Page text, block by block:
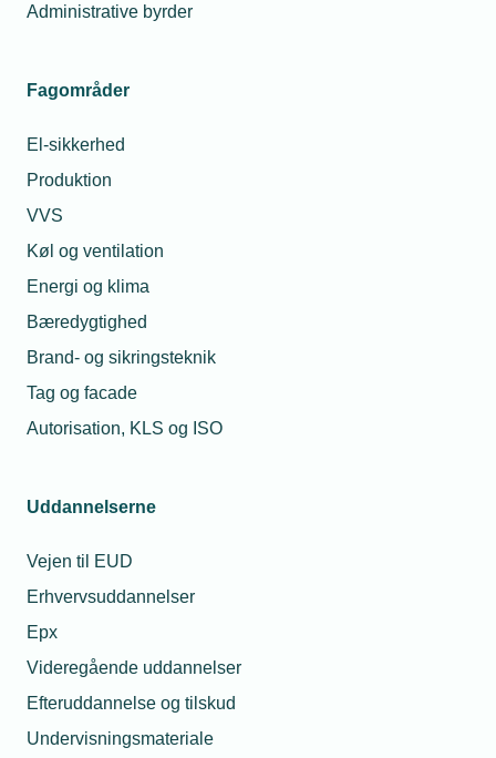
Administrative byrder
Fagområder
El-sikkerhed
Produktion
VVS
Køl og ventilation
Energi og klima
Bæredygtighed
Brand- og sikringsteknik
Tag og facade
Autorisation, KLS og ISO
Uddannelserne
Vejen til EUD
Erhvervsuddannelser
Epx
Videregående uddannelser
Efteruddannelse og tilskud
Undervisningsmateriale
TEKNIQ EL København
2920 Charlottenlund
Vis aktivitet
Mød din leverandør: Lemvigh-Müller
& AEG 10. september 2026
netbalancering og fremtidens energiløsninger til
10. september 2026
Vis aktivitet
Lokalforeningsarrangementer